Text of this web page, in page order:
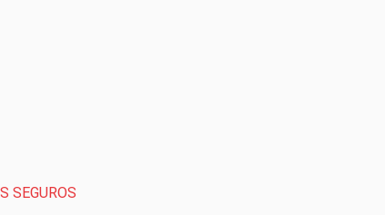
SEGUROS